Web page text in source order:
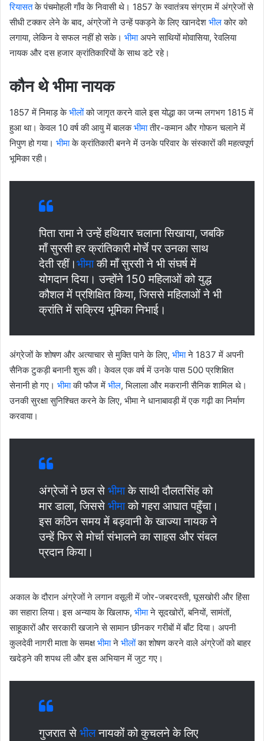
रियासतके पंचमोहली गाँव के निवासी थे। 1857 के स्वातंत्र्य संग्राम में अंग्रेजों से
सीधी टक्कर लेने के बाद, अंग्रेजों ने उन्हें पकड़ने के लिए खानदेश भीलकोर को
लगाया, लेकिन वे सफल नहीं हो सके। भीमाअपने साथियों मोवासिया, रेवलिया
नायक और दस हजार क्रांतिकारियों के साथ डटे रहे।
कौन थे भीमा नायक
1857 में निमाड़ केभीलोंको जागृत करने वाले इस योद्धा का जन्म लगभग 1815 में
हुआ था। केवल 10 वर्ष की आयु में बालकभीमातीर-कमान और गोफन चलाने में
निपुण हो गया। भीमाके क्रांतिकारी बनने में उनके परिवार के संस्कारों की महत्वपूर्ण
भूमिका रही।
पिता रामा ने उन्हें हथियार चलाना सिखाया, जबकि
माँ सुरसी हर क्रांतिकारी मोर्चे पर उनका साथ
देती रहीं।भीमाकी माँ सुरसी ने भी संघर्ष में
योगदान दिया। उन्होंने 150 महिलाओं को युद्ध
कौशल में प्रशिक्षित किया, जिससे महिलाओं ने भी
क्रांति में सक्रिय भूमिका निभाई।
अंग्रेजों के शोषण और अत्याचार से मुक्ति पाने के लिए, भीमाने 1837 में अपनी
सैनिक टुकड़ी बनानी शुरू की। केवल एक वर्ष में उनके पास 500 प्रशिक्षित
सेनानी हो गए। भीमाकी फौज में भील, भिलाला और मकरानी सैनिक शामिल थे।
उनकी सुरक्षा सुनिश्चित करने के लिए, भीमा ने धानाबावड़ी में एक गढ़ी का निर्माण
करवाया।
अंग्रेजों ने छल से भीमाके साथी दौलतसिंह को
मार डाला, जिससे भीमाको गहरा आघात पहुँचा।
इस कठिन समय में बड़वानी के खाज्या नायक ने
उन्हें फिर से मोर्चा संभालने का साहस और संबल
प्रदान किया।
अकाल के दौरान अंग्रेजों ने लगान वसूली में जोर-जबरदस्ती, घूसखोरी और हिंसा
का सहारा लिया। इस अन्याय के खिलाफ, भीमाने सूदखोरों, बनियों, सामंतों,
साहूकारों और सरकारी खजाने से सामान छीनकर गरीबों में बाँट दिया। अपनी
कुलदेवी नागरी माता के समक्षभीमाने भीलोंका शोषण करने वाले अंग्रेजों को बाहर
खदेड़ने की शपथ ली और इस अभियान में जुट गए।
गुजरात से भीलनायकों को कुचलने के लिए